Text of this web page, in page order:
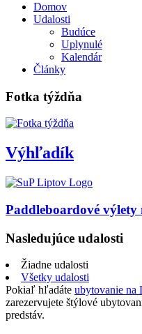
Domov
Udalosti
Budúce
Uplynulé
Kalendár
Články
Fotka týždňa
Výhľadík
Paddleboardové
Nasledujúce udalosti
Žiadne udalosti
Všetky udalosti
Pokiaľ hľadáte ubytovanie na
zarezervujete štýlové
predstáv.